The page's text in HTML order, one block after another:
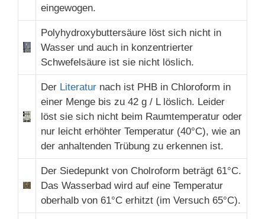
eingewogen.
Polyhydroxybuttersäure löst sich nicht in
Wasser und auch in konzentrierter
Schwefelsäure ist sie nicht löslich.
Der Literatur nach ist PHB in Chloroform in
einer Menge bis zu 42 g / L löslich. Leider
löst sie sich nicht beim Raumtemperatur oder
nur leicht erhöhter Temperatur (40°C), wie an
der anhaltenden Trübung zu erkennen ist.
Der Siedepunkt von Cholroform beträgt 61°C.
Das Wasserbad wird auf eine Temperatur
oberhalb von 61°C erhitzt (im Versuch 65°C).